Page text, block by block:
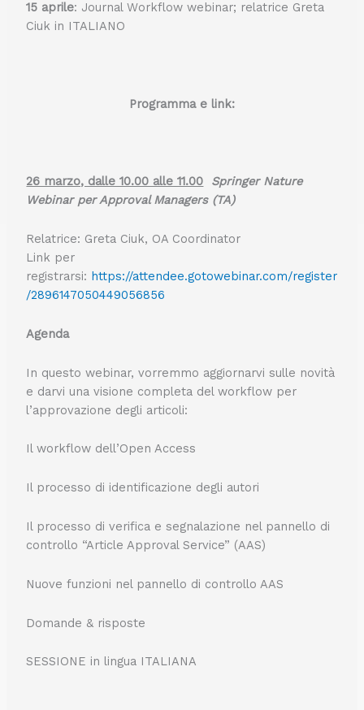
15 aprile: Journal Workflow webinar; relatrice Greta
Ciuk in ITALIANO
Programma e link:
26 marzo, dalle 10.00 alle 11.00
Springer Nature
Webinar per Approval Managers (TA)
Relatrice: Greta Ciuk, OA Coordinator
Link per
registrarsi: https://attendee.gotowebinar.com/register
/2896147050449056856
Agenda
In questo webinar, vorremmo aggiornarvi sulle novità
e darvi una visione completa del workflow per
l’approvazione degli articoli:
Il workflow dell’Open Access
Il processo di identificazione degli autori
Il processo di verifica e segnalazione nel pannello di
controllo “Article Approval Service” (AAS)
Nuove funzioni nel pannello di controllo AAS
Domande & risposte
SESSIONE in lingua ITALIANA